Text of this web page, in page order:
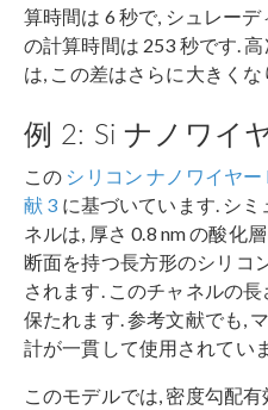
算時間は 6 秒で, シュレー
の計算時間は 253 秒です.
は, この差はさらに大きくな
例 2: Si ナノワイ
この シリコン ナノワイヤ
献 3 に基づいています. シ
ネルは, 厚さ 0.8 nm の酸化
断面を持つ長方形のシリコ
されます. このチャネルの長
保たれます. 参考文献でも,
計が一貫して使用されてい
このモデルでは, 密度勾配